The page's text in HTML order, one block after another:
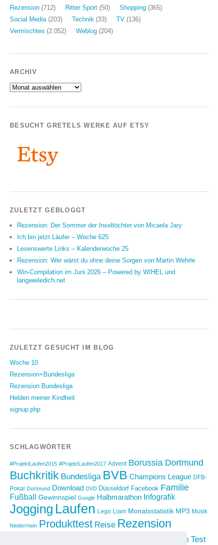
Rezension (712) Ritter Sport (50) Shopping (365)
Social Media (203) Technik (33) TV (136)
Vermischtes (2.052) Weblog (204)
ARCHIV
Archiv
BESUCHT GRETELS WERKE AUF ETSY
ZULETZT GEBLOGGT
Rezension: Der Sommer der Inseltöchter von Micaela Jary
Ich bin jetzt Läufer – Woche 625
Lesenswerte Links – Kalenderwoche 25
Rezension: Wer wärst du ohne deine Sorgen von Martin Wehrle
Win-Compilation im Juni 2026 – Powered by WIHEL und
langweiledich.net
ZULETZT GESUCHT IM BLOG
Woche 10
Rezension+Bundesliga
Rezension Bundesliga
Helden meiner Kindheit
signup.php
SCHLAGWÖRTER
#ProjektLaufen2015 #ProjektLaufen2017 Advent Borussia Dortmund
Buchkritik Bundesliga BVB Champions League DFB-
Pokal Dortmund Download DVD Düsseldorf Facebook Familie
Fußball Gewinnspiel Google Halbmarathon Infografik
Jogging Laufen Lego Liam Monatsstatistik MP3 Musik
Niederrhein Produkttest Reise Rezension
sponsored Test